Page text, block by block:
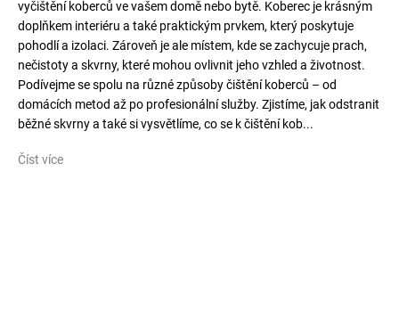
vyčištění koberců ve vašem domě nebo bytě. Koberec je krásným
doplňkem interiéru a také praktickým prvkem, který poskytuje
pohodlí a izolaci. Zároveň je ale místem, kde se zachycuje prach,
nečistoty a skvrny, které mohou ovlivnit jeho vzhled a životnost.
Podívejme se spolu na různé způsoby čištění koberců – od
domácích metod až po profesionální služby. Zjistíme, jak odstranit
běžné skvrny a také si vysvětlíme, co se k čištění kob...
Číst více